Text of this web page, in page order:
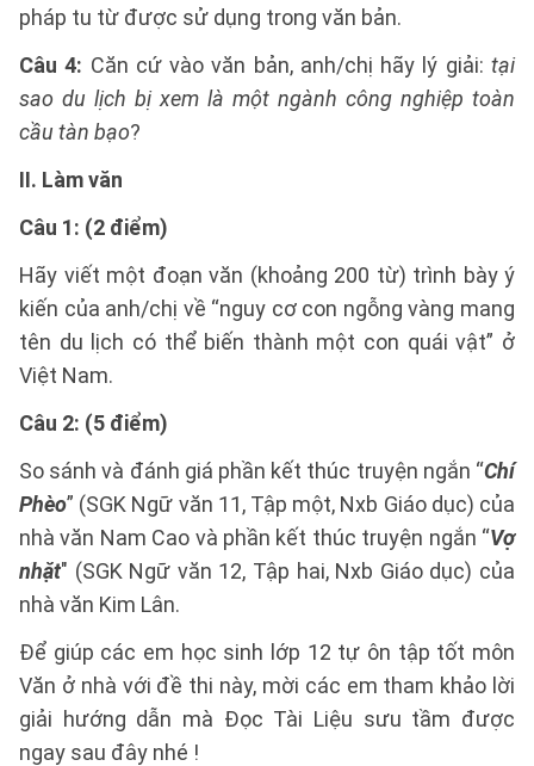
pháp tu từ được sử dụng trong văn bản.
Câu 4: Căn cứ vào văn bản, anh/chị hãy lý giải:tại
sao du lịch bị xem là một ngành công nghiệp toàn
cầu tàn bạo?
II. Làm văn
Câu 1: (2 điểm)
Hãy viết một đoạn văn (khoảng 200 từ) trình bày ý
kiến của anh/chị về “nguy cơ con ngỗng vàng mang
tên du lịch có thể biến thành một con quái vật” ở
Việt Nam.
Câu 2: (5 điểm)
So sánh và đánh giá phần kết thúc truyện ngắn “Chí
Phèo” (SGK Ngữ văn 11, Tập một, Nxb Giáo dục) của
nhà văn Nam Cao và phần kết thúc truyện ngắn “Vợ
nhặt" (SGK Ngữ văn 12, Tập hai, Nxb Giáo dục) của
nhà văn Kim Lân.
Để giúp các em học sinh lớp 12 tự ôn tập tốt môn
Văn ở nhà với đề thi này, mời các em tham khảo lời
giải hướng dẫn mà Đọc Tài Liệu sưu tầm được
ngay sau đây nhé !